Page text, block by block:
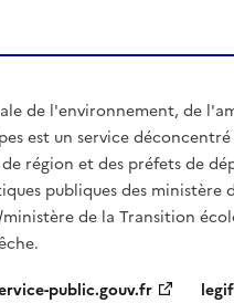
de l'environnement, de
est un service
région et des préfets de
publiques des
de la Transition
public.gouv.fr